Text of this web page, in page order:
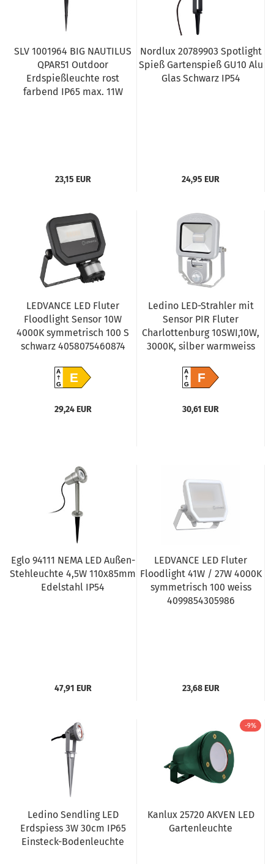
SLV 1001964 BIG NAUTILUS
QPAR51 Outdoor
Erdspießleuchte rost
farbend IP65 max. 11W
23,15 EUR
Nordlux 20789903 Spotlight
Spieß Gartenspieß GU10 Alu
Glas Schwarz IP54
24,95 EUR
LEDVANCE LED Fluter
Floodlight Sensor 10W
4000K symmetrisch 100 S
schwarz 4058075460874
A
GE
29,24 EUR
Ledino LED-Strahler mit
Sensor PIR Fluter
Charlottenburg 10SWI,10W,
3000K, silber warmweiss
A
GF
30,61 EUR
Eglo 94111 NEMA LED Außen-
Stehleuchte 4,5W 110x85mm
Edelstahl IP54
47,91 EUR
LEDVANCE LED Fluter
Floodlight 41W / 27W 4000K
symmetrisch 100 weiss
4099854305986
23,68 EUR
Ledino Sendling LED
Erdspiess 3W 30cm IP65
Einsteck-Bodenleuchte
-9%
Kanlux 25720 AKVEN LED
Gartenleuchte